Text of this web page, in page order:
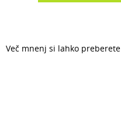
Več mnenj si lahko preberete